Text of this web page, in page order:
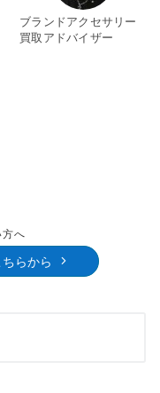
ブランドアクセサリー
買取アドバイザー
へ
らから